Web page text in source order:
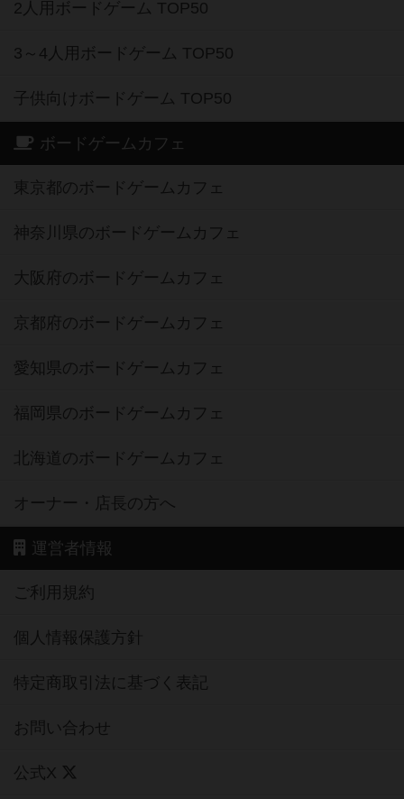
2人用ボードゲーム TOP50
3～4人用ボードゲーム TOP50
子供向けボードゲーム TOP50
ボードゲームカフェ
東京都のボードゲームカフェ
神奈川県のボードゲームカフェ
大阪府のボードゲームカフェ
京都府のボードゲームカフェ
愛知県のボードゲームカフェ
福岡県のボードゲームカフェ
北海道のボードゲームカフェ
オーナー・店長の方へ
運営者情報
ご利用規約
個人情報保護方針
特定商取引法に基づく表記
お問い合わせ
公式X